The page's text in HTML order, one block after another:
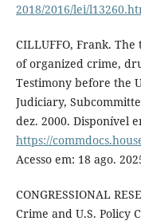
2018/2016/lei/
CILLUFFO, Frank.
of organized crime,
Testimony before the
Judiciary,
dez. 2000. Disponível
https://
Acesso em: 18 ago.
CONGRESSIONAL
Crime and U.S. Policy